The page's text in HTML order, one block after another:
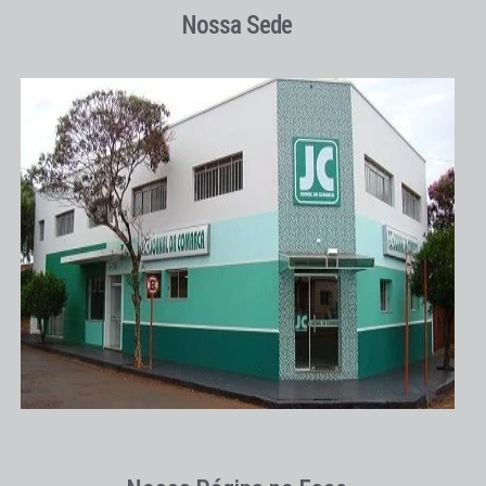
Nossa Sede